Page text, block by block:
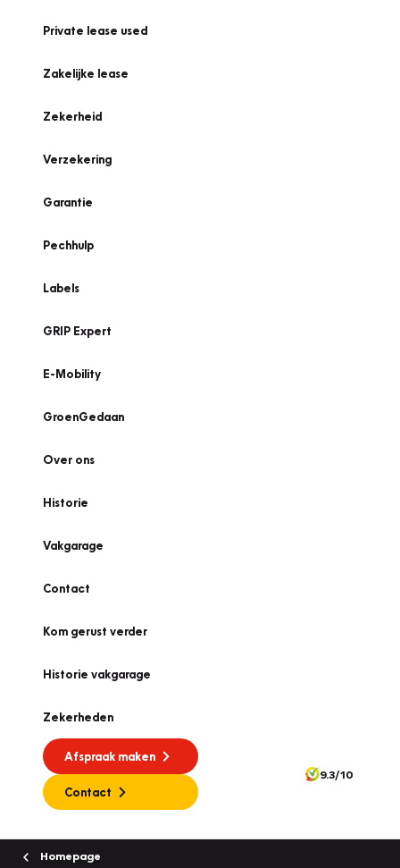
Private lease used
Zakelijke lease
Zekerheid
Verzekering
Garantie
Pechhulp
Labels
GRIP Expert
E-Mobility
GroenGedaan
Over ons
Historie
Vakgarage
Contact
Kom gerust verder
Historie vakgarage
Zekerheden
Afspraak maken
Contact
9.3/10
Homepage